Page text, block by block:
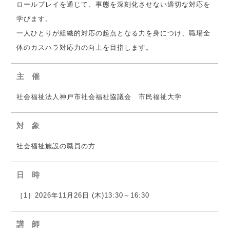
ロールプレイを通じて、事態を深刻化させない適切な対応を
学びます。
一人ひとりが組織的対応の起点となる力を⾝につけ、職場全
体のカスハラ対応⼒の向上を⽬指します。
主 催
社会福祉法人神戸市社会福祉協議会 市民福祉大学
対 象
社会福祉施設の職員の方
日 時
［1］2026年11月26日 (木)13:30～16:30
講 師